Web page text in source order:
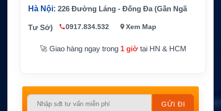
Hà Nội: 226 Đường Láng - Đống Đa (Gần Ngã
Tư Sở) 0917.834.532 Xem Map
🚀 Giao hàng ngay trong 1 giờtại HN & HCM
Please